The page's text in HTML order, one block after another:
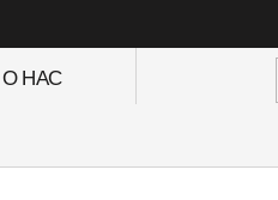
О НАС